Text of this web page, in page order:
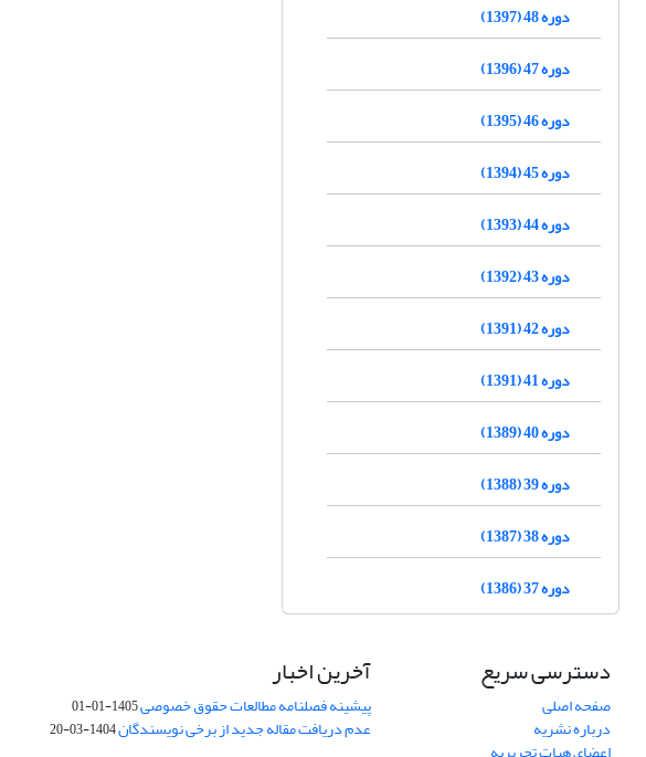
دوره 48 (1397)
دوره 47 (1396)
دوره 46 (1395)
دوره 45 (1394)
دوره 44 (1393)
دوره 43 (1392)
دوره 42 (1391)
دوره 41 (1391)
دوره 40 (1389)
دوره 39 (1388)
دوره 38 (1387)
دوره 37 (1386)
دسترسی سریع
صفحه اصلی
درباره نشریه
آخرین اخبار
پیشینه فصلنامه مطالعات حقوق خصوصی1405-01-01
عدم دریافت مقاله جدید از برخی نویسندگان1404-03-20